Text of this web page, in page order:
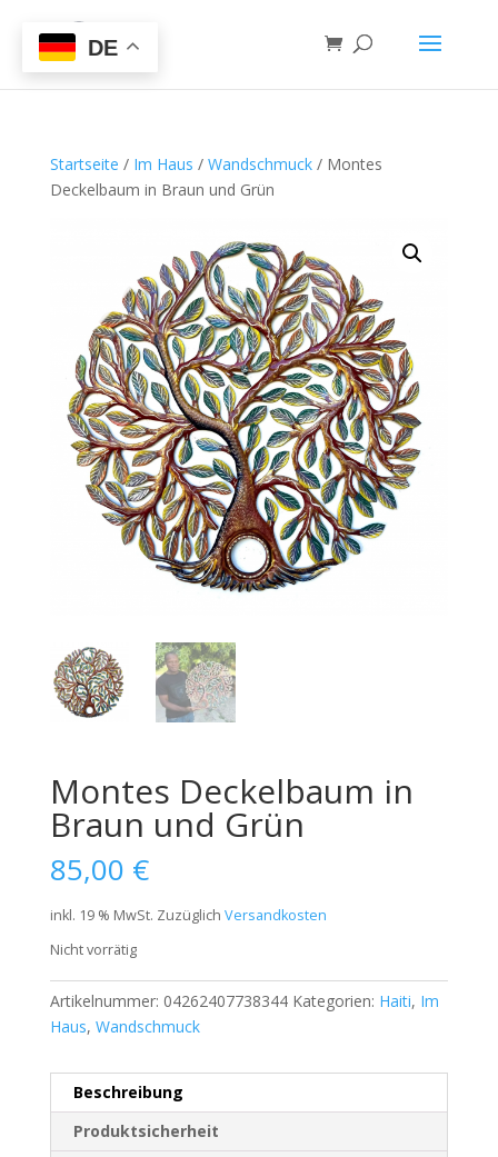
Startseite / Im Haus / Wandschmuck/ Montes
Deckelbaum in Braun und Grün
Montes Deckelbaum in
Braun und Grün
85,00 €
inkl. 19 % MwSt. Zuzüglich Versandkosten
Nicht vorrätig
Artikelnummer: 04262407738344 Kategorien: Haiti, Im
Haus, Wandschmuck
Beschreibung
Produktsicherheit
DE